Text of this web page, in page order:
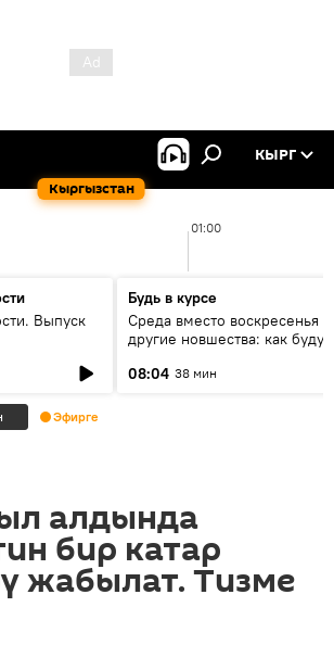
Кыргызстан
КЫРГ
01:00
Выпуск
Будь в курсе
Среда вместо воскресенья и
другие новшества: как будут
08:04 38 мин
Эфирге
алдында
бир катар
жабылат. Тизме